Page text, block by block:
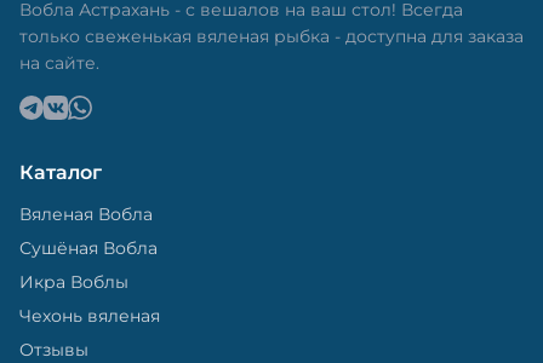
Вобла Астрахань - с вешалов на ваш стол! Всегда
только свеженькая вяленая рыбка - доступна для заказа
на сайте.
Каталог
Вяленая Вобла
Сушёная Вобла
Икра Воблы
Чехонь вяленая
Отзывы